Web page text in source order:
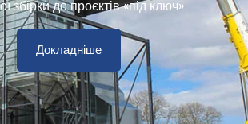
збірки до проєктів «під ключ»
Докладніше